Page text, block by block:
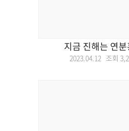
지금 진해는 연
2023.04.12 조회